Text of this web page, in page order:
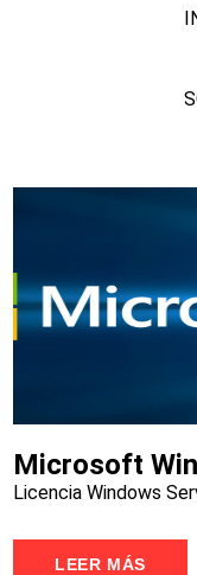
Microsoft
Licencia Windows
LEER MÁS